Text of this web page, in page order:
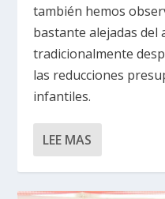
también hemos
bastante alejadas del
tradicionalmente
las reducciones
infantiles.
LEE MAS